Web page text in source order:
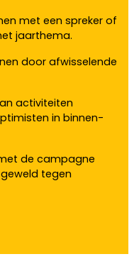
met een spreker of
jaarthema.
door afwisselende
activiteiten
in binnen-
de campagne
tegen